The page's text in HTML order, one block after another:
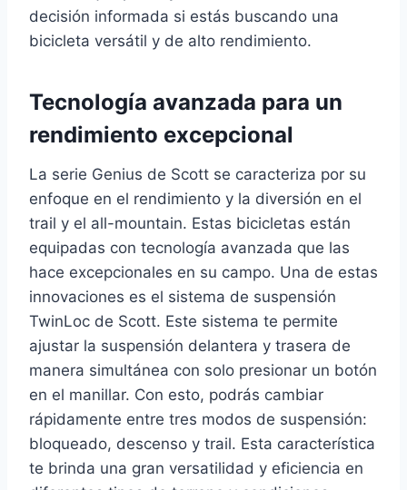
decisión informada si estás buscando una
bicicleta versátil y de alto rendimiento.
Tecnología avanzada para un
rendimiento excepcional
La serie Genius de Scott se caracteriza por su
enfoque en el rendimiento y la diversión en el
trail y el all-mountain. Estas bicicletas están
equipadas con tecnología avanzada que las
hace excepcionales en su campo. Una de estas
innovaciones es el sistema de suspensión
TwinLoc de Scott. Este sistema te permite
ajustar la suspensión delantera y trasera de
manera simultánea con solo presionar un botón
en el manillar. Con esto, podrás cambiar
rápidamente entre tres modos de suspensión:
bloqueado, descenso y trail. Esta característica
te brinda una gran versatilidad y eficiencia en